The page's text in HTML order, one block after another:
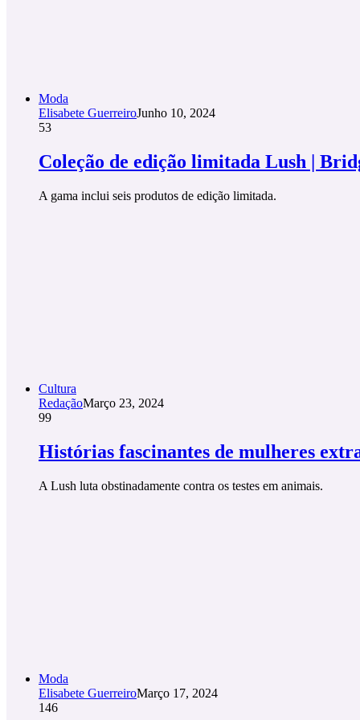
Moda
Elisabete GuerreiroJunho 10, 2024
53
Coleção de edição limitada Lush |
A gama inclui seis produtos de edição limitada.
Cultura
RedaçãoMarço 23, 2024
99
Histórias fascinantes de mulheres
A Lush luta obstinadamente contra os testes em animais.
Moda
Elisabete GuerreiroMarço 17, 2024
146